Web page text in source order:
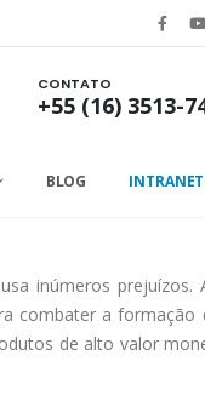
CONTATO
+55 (16) 3513-
BLOG INTRANET
inúmeros prejuízos.
combater a formação
de alto valor